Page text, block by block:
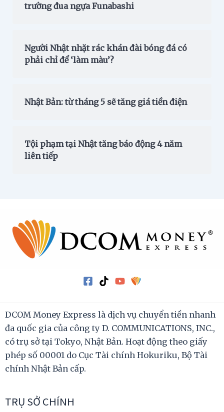
trường đua ngựa Funabashi
Người Nhật nhặt rác khán đài bóng đá có
phải chỉ để ‘làm màu’?
Nhật Bản: từ tháng 5 sẽ tăng giá tiền điện
Tội phạm tại Nhật tăng báo động 4 năm
liên tiếp
DCOM Money Express là dịch vụ chuyển tiền nhanh
đa quốc gia của công ty D. COMMUNICATIONS, INC.,
có trụ sở tại Tokyo, Nhật Bản. Hoạt động theo giấy
phép số 00001 do Cục Tài chính Hokuriku, Bộ Tài
chính Nhật Bản cấp.
TRỤ SỞ CHÍNH